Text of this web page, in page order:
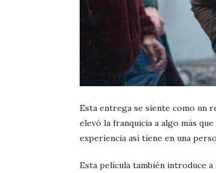
Esta entrega se siente como un
elevó la franquicia a algo más
experiencia así tiene en una
Esta película también introduce